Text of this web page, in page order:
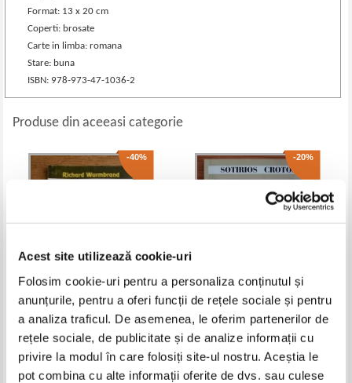
Acest site utilizează cookie-uri
Folosim cookie-uri pentru a personaliza conținutul și
anunțurile, pentru a oferi funcții de rețele sociale și pentru
a analiza traficul. De asemenea, le oferim partenerilor de
rețele sociale, de publicitate și de analize informații cu
privire la modul în care folosiți site-ul nostru. Aceștia le
pot combina cu alte informații oferite de dvs. sau culese
Format: 13 x 20 cm
Coperti: brosate
Carte in limba: romana
Stare: buna
ISBN: 978-973-47-1036-2
Produse din aceeasi categorie
-40%
Richard Wurmbrand - Isus,
prietenul teroristilor
Pret: 30,00Lei 18,00 Lei
Adaugă în coș
-20%
Sotirios Crotos - Ucenicul lui
Iisus Hristos. Jurnalul doctorului
Sotirios Crotos
Pret:26,00Lei 20,80 Lei
Adaugă în coș